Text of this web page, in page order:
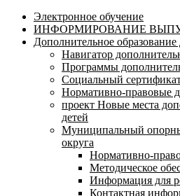
Электронное обучение
ИНФОРМИРОВАНИЕ
Дополнительное образование
Навигатор
Программы
Социальный
Нормативно-правовые
проект Новые места
детей
Муниципальный
округа
Нормативно-
Методическое
Информация для
Контактная